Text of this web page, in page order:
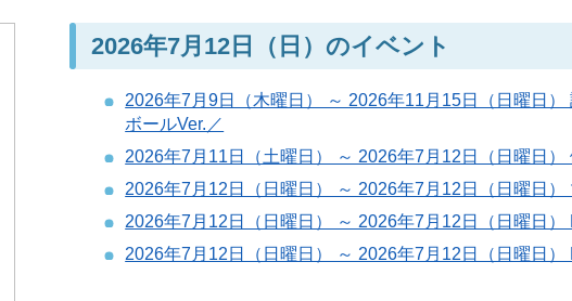
2026年7月12日（日）のイベント
2026年7月9日（木曜日） ～ 2026年11月15日（日曜日
ボールVer.／
2026年7月11日（土曜日） ～ 2026年7月12日（日曜日
2026年7月12日（日曜日） ～ 2026年7月12日（日曜日
2026年7月12日（日曜日） ～ 2026年7月12日（日曜日
2026年7月12日（日曜日） ～ 2026年7月12日（日曜日